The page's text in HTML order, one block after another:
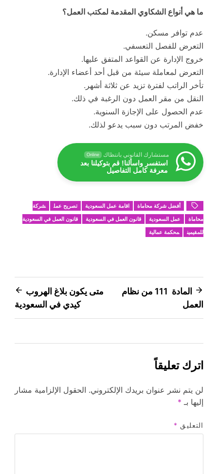
ما هي أنواع الشكاوي المقدمة لمكتب العمل؟
عدم توافر مسكن.
التعرض للفصل التعسفي.
خروج الإدارة عن القواعد المتفق عليها.
التعرض لمعاملة سيئة من قبل أحد أعضاء الإدارة.
تأخر الراتب لفترة تزيد عن ثلاثة أشهر.
النقل من مقر العمل دون الرغبة في ذلك.
عدم الحصول على الإجازة السنوية.
خفض المرتب دون سبب يدعو لذلك.
مستشارك القانوني بانتظاك Online
استفسر واسألنا! قم بتوكيلنا بعد
معرفة كامل التفاصيل
أفضل شركة محاماة اقامة عمل السعودية تصريح عمل
شركة
محاماة
عمل السعودية قانون العمل في السعودية
قانون العمل في السعودية
للمقيمين
محكمة عمالية
تصفّح
المقالات
المادة 111 من نظام
العمل
متى يكون بلاغ الهروب
كيدي في السعودية
اترك تعليقاً
لن يتم نشر عنوان بريدك الإلكتروني. الحقول الإلزامية مشار
إليها بـ *
التعليق *